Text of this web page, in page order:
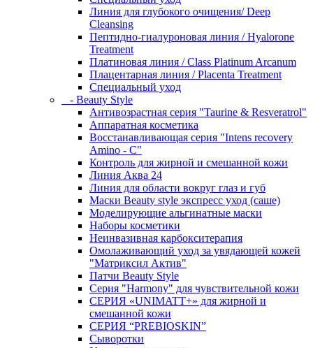
Линия для глубокого очищения/ Deep
Cleansing
Пептидно-гиалуроновая линия / Hyalorone
Treatment
Платиновая линия / Class Platinum Arcanum
Плацентарная линия / Placenta Treatment
Специальный уход
- Beauty Style
Антивозрастная серия "Taurine & Resveratrol"
Аппаратная косметика
Восстанавливающая серия "Intens recovery
Amino - C"
Контроль для жирной и смешанной кожи
Линия Аква 24
Линия для области вокруг глаз и губ
Маски Beauty style экспресс уход (саше)
Моделирующие альгинатные маски
Наборы косметики
Неинвазивная карбокситерапия
Омолаживающий уход за увядающей кожей
"Матриксил Актив"
Патчи Beauty Style
Серия "Harmony" для чувствительной кожи
СЕРИЯ «UNIMATT+» для жирной и
смешанной кожи
СЕРИЯ “PREBIOSKIN”
Сыворотки